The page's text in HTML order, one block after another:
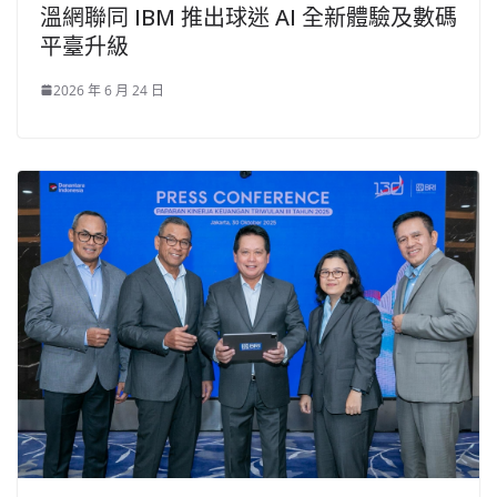
溫網聯同 IBM 推出球迷 AI 全新體驗及數碼
平臺升級
2026 年 6 月 24 日